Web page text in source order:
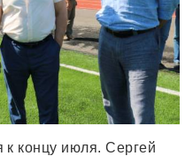
к концу июля. Сергей